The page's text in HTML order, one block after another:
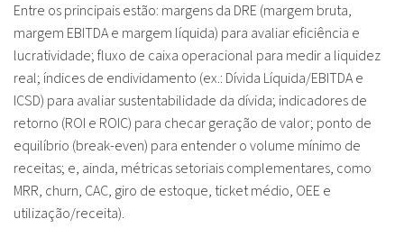
Entre os principais estão: margens da DRE (margem bruta,
margem EBITDA e margem líquida) para avaliar eficiência e
lucratividade; fluxo de caixa operacional para medir a liquidez
real; índices de endividamento (ex.: Dívida Líquida/EBITDA e
ICSD) para avaliar sustentabilidade da dívida; indicadores de
retorno (ROI e ROIC) para checar geração de valor; ponto de
equilíbrio (break-even) para entender o volume mínimo de
receitas; e, ainda, métricas setoriais complementares, como
MRR, churn, CAC, giro de estoque, ticket médio, OEE e
utilização/receita).